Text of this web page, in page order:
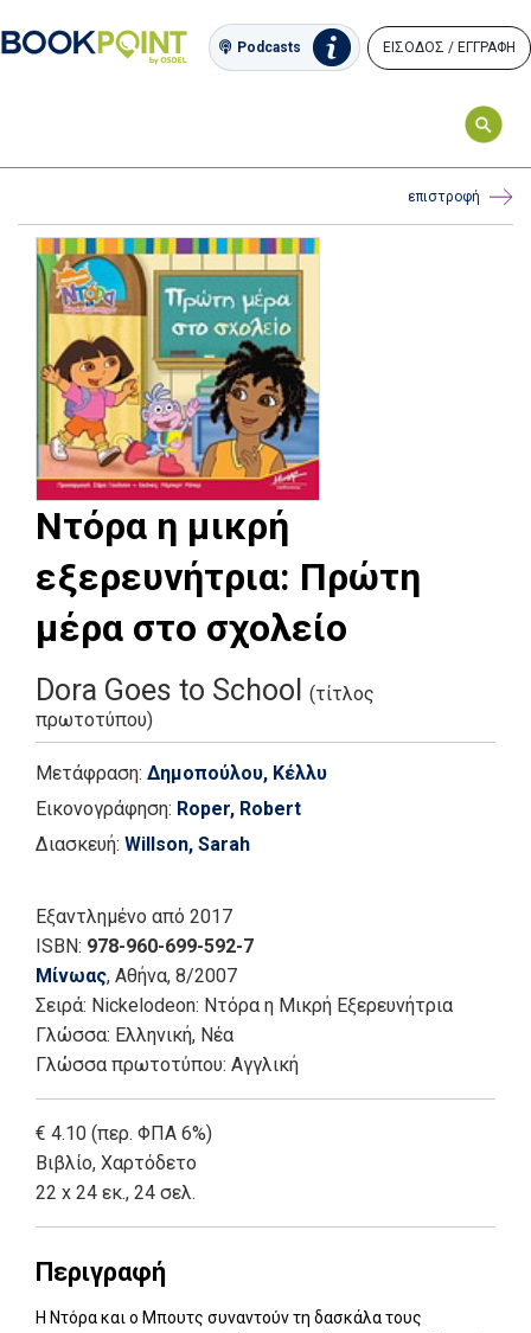
Podcasts ΕΙΣΟΔΟΣ / ΕΓΓΡΑΦΗ
επιστροφή
Ντόρα η μικρή
εξερευνήτρια: Πρώτη
μέρα στο σχολείο
Dora Goes to School
(τίτλος
πρωτοτύπου)
Μετάφραση: Δημοπούλου, Κέλλυ
Εικονογράφηση: Roper, Robert
Διασκευή: Willson, Sarah
Εξαντλημένο από 2017
ISBN: 978-960-699-592-7
Μίνωας, Αθήνα, 8/2007
Σειρά: Nickelodeon: Ντόρα η Μικρή Εξερευνήτρια
Γλώσσα: Ελληνική, Νέα
Γλώσσα πρωτοτύπου: Αγγλική
€ 4.10 (περ. ΦΠΑ 6%)
Βιβλίο, Χαρτόδετο
22 x 24 εκ., 24 σελ.
Περιγραφή
Η Ντόρα και ο Μπουτς συναντούν τη δασκάλα τους